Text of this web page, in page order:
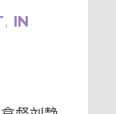
, IN